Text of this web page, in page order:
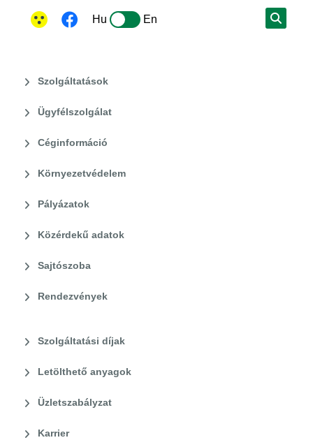
Hu En
Szolgáltatások
Ügyfélszolgálat
Céginformáció
Környezetvédelem
Pályázatok
Közérdekű adatok
Sajtószoba
Rendezvények
Szolgáltatási díjak
Letölthető anyagok
Üzletszabályzat
Karrier